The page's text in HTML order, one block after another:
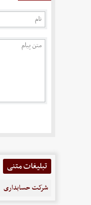
تبلیغات متنی
شرکت حسابداری